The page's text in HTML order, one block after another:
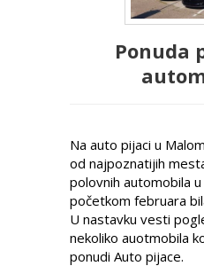
Ponuda
Na auto pijaci u
od najpoznatijih
polovnih automobila
početkom februara
U nastavku vesti
nekoliko auotmobila
ponudi Auto pijace.